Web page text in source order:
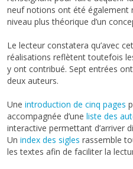
neuf notions ont été également
niveau plus théorique d’un
Le lecteur constatera qu’avec
réalisations reflètent toutefois
y ont contribué. Sept entrées
deux auteurs.
Une introduction de cinq pages
accompagnée d’une liste des
interactive permettant d’arriver
Un index des sigles rassemble
les textes afin de faciliter la